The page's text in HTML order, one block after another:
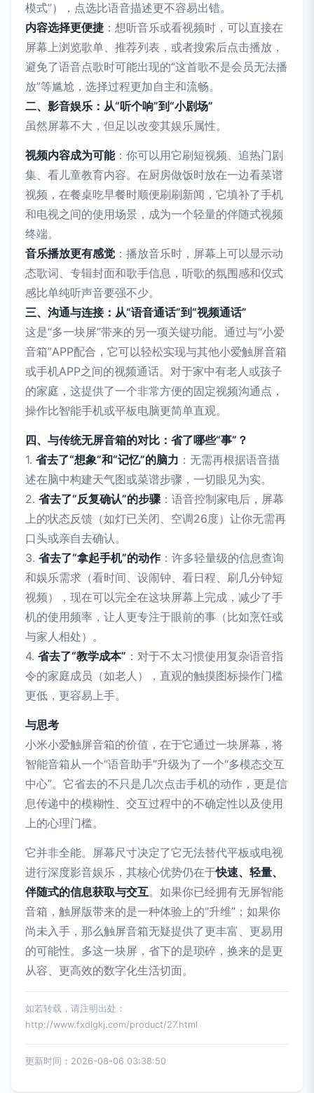
模式”），点选比语音描述更不容易出错。
内容选择更便捷 ：想听音乐或看视频时，可以直接在
屏幕上浏览歌单、推荐列表，或者搜索后点击播放，
避免了语音点歌时可能出现的“这首歌不是会员无法播
放”等尴尬，选择过程更加自主和流畅。
二、影音娱乐：从“听个响”到“小剧场”
虽然屏幕不大，但足以改变其娱乐属性。
视频内容成为可能：你可以用它刷短视频、追热门剧
集、看儿童教育内容。在厨房做饭时放在一边看菜谱
视频，在餐桌吃早餐时顺便刷刷新闻，它填补了手机
和电视之间的使用场景，成为一个轻量的伴随式视频
终端。
音乐播放更有感觉 ：播放音乐时，屏幕上可以显示动
态歌词、专辑封面和歌手信息，听歌的氛围感和仪式
感比单纯听声音要强不少。
三、沟通与连接：从“语音通话”到“视频通话”
这是“多一块屏”带来的另一项关键功能。通过与“小爱
音箱”APP配合，它可以轻松实现与其他小爱触屏音箱
或手机APP之间的视频通话。对于家中有老人或孩子
的家庭，这提供了一个非常方便的固定视频沟通点，
操作比智能手机或平板电脑更简单直观。
四、与传统无屏音箱的对比：省了哪些“事”？
1. 省去了“想象”和“记忆”的脑力 ：无需再根据语音描
述在脑中构建天气图或菜谱步骤，一切眼见为实。
2. 省去了“反复确认”的步骤：语音控制家电后，屏幕
上的状态反馈（如灯已关闭、空调26度）让你无需再
口头或亲自去确认。
3. 省去了“拿起手机”的动作：许多轻量级的信息查询
和娱乐需求（看时间、设闹钟、看日程、刷几分钟短
视频），现在可以完全在这块屏幕上完成，减少了手
机的使用频率，让人更专注于眼前的事（比如烹饪或
与家人相处）。
4. 省去了“教学成本” ：对于不太习惯使用复杂语音指
令的家庭成员（如老人），直观的触摸图标操作门槛
更低，更容易上手。
与思考
小米小爱触屏音箱的价值，在于它通过一块屏幕，将
智能音箱从一个“语音助手”升级为了一个“多模态交互
中心”。它省去的不只是几次点击手机的动作，更是信
息传递中的模糊性、交互过程中的不确定性以及使用
上的心理门槛。
它并非全能。屏幕尺寸决定了它无法替代平板或电视
进行深度影音娱乐，其核心优势仍在于快速、轻量、
伴随式的信息获取与交互。如果你已经拥有无屏智能
音箱，触屏版带来的是一种体验上的“升维”；如果你
尚未入手，那么触屏音箱无疑提供了更丰富、更易用
的可能性。多这一块屏，省下的是琐碎，换来的是更
从容、更高效的数字化生活切面。
如若转载，请注明出处：
http://www.fxdlgkj.com/product/27.html
更新时间：2026-08-06 03:38:50